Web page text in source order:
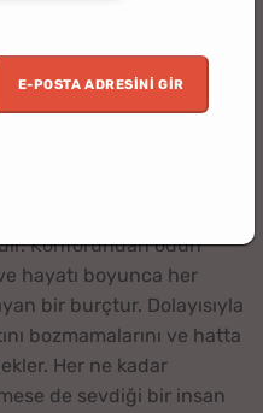
E-POSTA ADRESINI GIR
gibi kararlılığı ile
Konforundan ödün
hayatı boyunca her
bir burçtur. Dolayısıyla
bozmamalarını ve hatta
Her ne kadar
de sevdiği bir insan